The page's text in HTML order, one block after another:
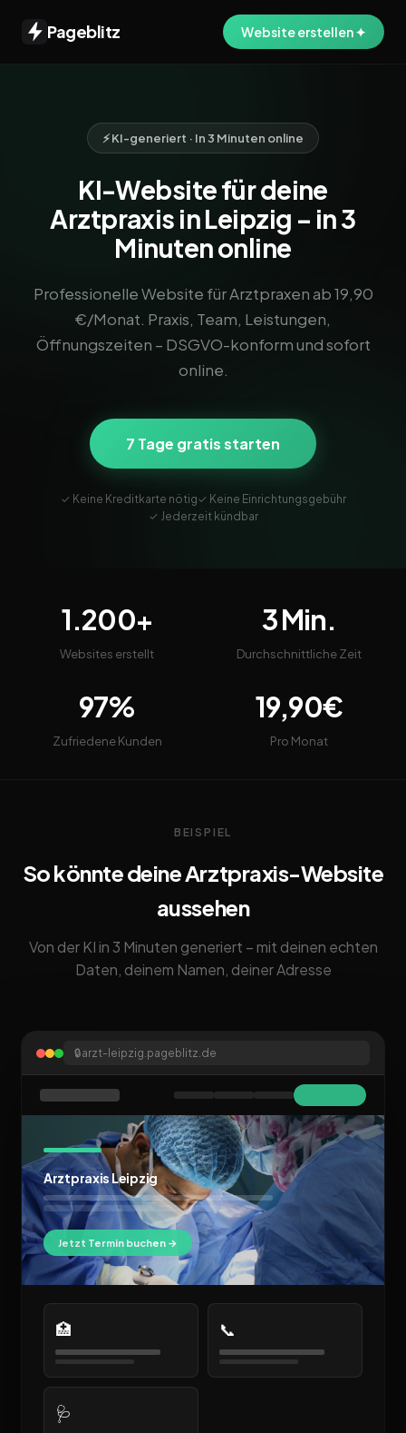
Pageblitz Website erstellen ✦
⚡ KI-generiert · In 3 Minuten online
KI-Website für deine
Arztpraxis in Leipzig – in 3
Minuten online
Professionelle Website für Arztpraxen ab 19,90
€/Monat. Praxis, Team, Leistungen,
Öffnungszeiten – DSGVO-konform und sofort
online.
7 Tage gratis starten
✓ Keine Kreditkarte nötig✓ Keine Einrichtungsgebühr
✓ Jederzeit kündbar
1.200+
Websites erstellt
3 Min.
Durchschnittliche Zeit
97%
Zufriedene Kunden
19,90€
Pro Monat
BEISPIEL
So könnte deine Arztpraxis-Website
aussehen
Von der KI in 3 Minuten generiert – mit deinen echten
Daten, deinem Namen, deiner Adresse
🔒arzt-leipzig.pageblitz.de
Arztpraxis Leipzig
Jetzt Termin buchen →
🏥 📞
🩺